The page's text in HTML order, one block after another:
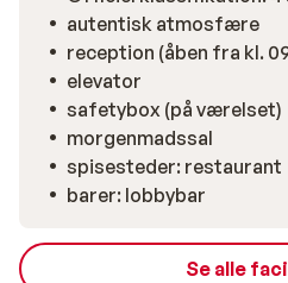
kan du nå børneskiliftene,
og den lokale svømmehal
udendørs pool.
autentisk atmosfære
reception (åben fra kl.
elevator
safetybox (på værelset)
morgenmadssal
spisesteder: restaurant
barer: lobbybar
Se alle